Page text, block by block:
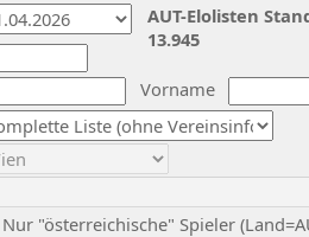
Vorname
Nur "österreichische" Spieler
AUT-Elolisten
13.945